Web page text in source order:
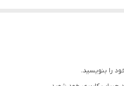
را بنویسید.